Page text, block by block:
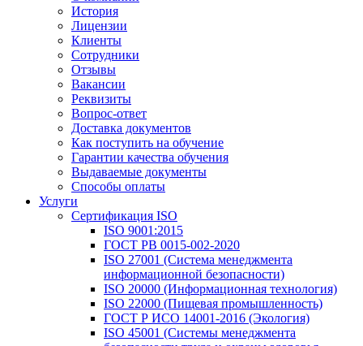
История
Лицензии
Клиенты
Сотрудники
Отзывы
Вакансии
Реквизиты
Вопрос-ответ
Доставка документов
Как поступить на обучение
Гарантии качества обучения
Выдаваемые документы
Способы оплаты
Услуги
Сертификация ISO
ISO 9001:2015
ГОСТ РВ 0015-002-2020
ISO 27001 (Система менеджмента
информационной безопасности)
ISO 20000 (Информационная технология)
ISO 22000 (Пищевая промышленность)
ГОСТ Р ИСО 14001-2016 (Экология)
ISO 45001 (Системы менеджмента